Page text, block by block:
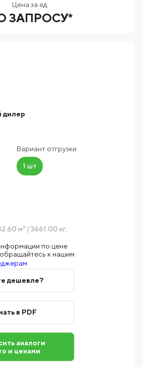
Цена за ед.
ЗАПРОСУ*
Вариант отгрузки:
1 шт
дилер
м² / 3661.00 кг.
по цене
к нашим
дешевле?
в PDF
аналоги
и ценами